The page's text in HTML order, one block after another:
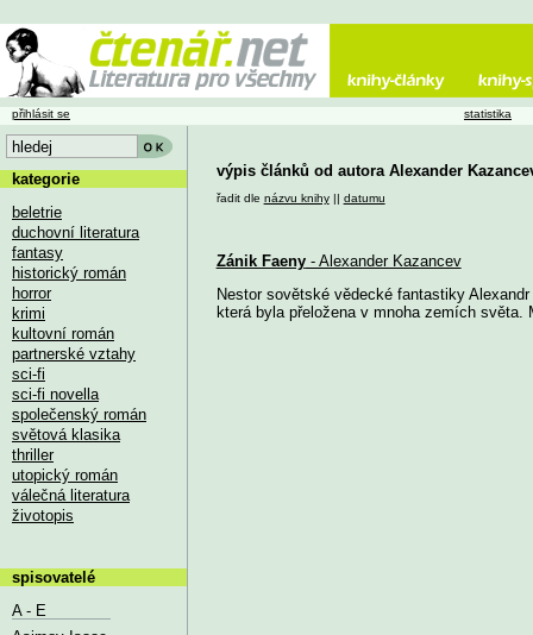
výpis článků od autora Alexander
řadit dle názvu knihy|| datumu
Zánik Faeny- Alexander Kazancev
Nestor sovětské vědecké fantastiky
která byla přeložena v mnoha zemích světa.
přihlásit se statistika
kategorie
beletrie
duchovní literatura
fantasy
historický román
horror
krimi
kultovní román
partnerské vztahy
sci-fi
sci-fi novella
společenský román
světová klasika
thriller
utopický román
válečná literatura
životopis
spisovatelé
A - E